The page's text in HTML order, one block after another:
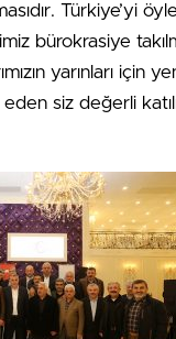
Türkiye’yi
bürokrasiye
yarınları için
siz değerli